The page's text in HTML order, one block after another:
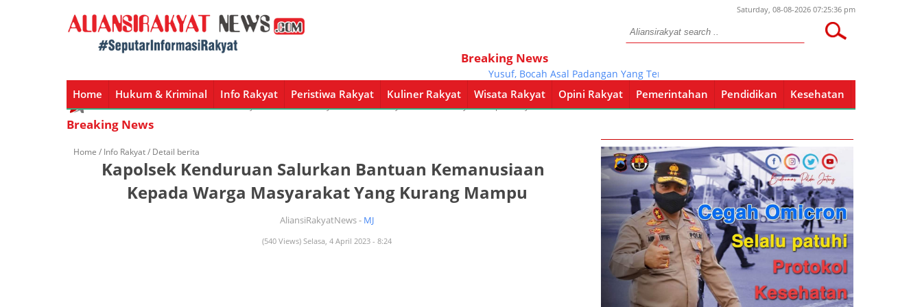
Saturday, 08-08-2026 07:25:36 pm
Breaking News
Yusuf, Bocah Asal Padangan Yang Tenggelam Di Bengawan Solo Hingga Kini Belum Ditemukan
Home Hukum & Kriminal Info Rakyat Peristiwa Rakyat Kuliner Rakyat Wisata Rakyat Opini Rakyat Pemerintahan Pendidikan Kesehatan
Home Hukum & Kriminal Info Rakyat Peristiwa Rakyat Kuliner Rakyat Wisata Rakyat Opini Rakyat Pemerintahan Pendidikan Kesehatan
Breaking News
Home / Info Rakyat/ Detail berita
Kapolsek Kenduruan Salurkan Bantuan Kemanusiaan
Kepada Warga Masyarakat Yang Kurang Mampu
AliansiRakyatNews - MJ
(540 Views) Selasa, 4 April 2023 - 8:24